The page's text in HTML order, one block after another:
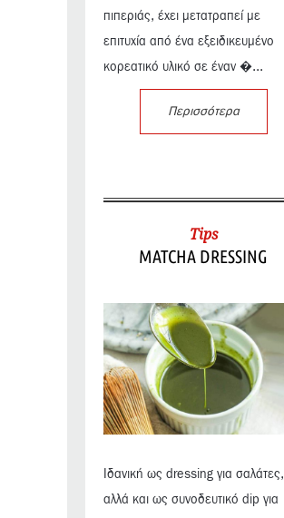
πιπεριάς, έχει μετατραπεί με
επιτυχία από ένα εξειδικευμένο
κορεατικό υλικό σε έναν �...
Περισσότερα
Tips
MATCHA DRESSING
Ιδανική ως dressing για σαλάτες,
αλλά και ως συνοδευτικό dip για